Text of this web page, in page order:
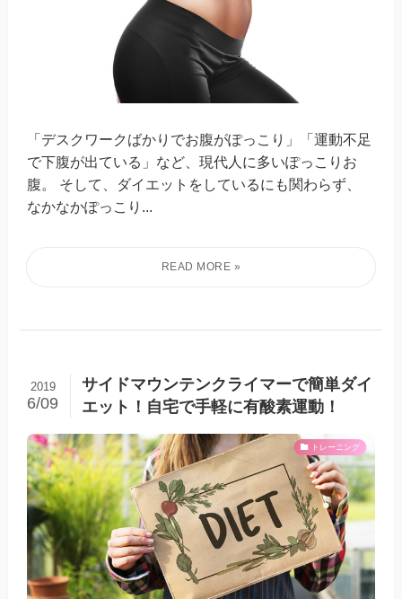
「デスクワークばかりでお腹がぽっこり」「運動不足
で下腹が出ている」など、現代人に多いぽっこりお
腹。 そして、ダイエットをしているにも関わらず、
なかなかぽっこり...
サイドマウンテンクライマーで簡単ダイ
エット！自宅で手軽に有酸素運動！
2019
6/09
トレーニング